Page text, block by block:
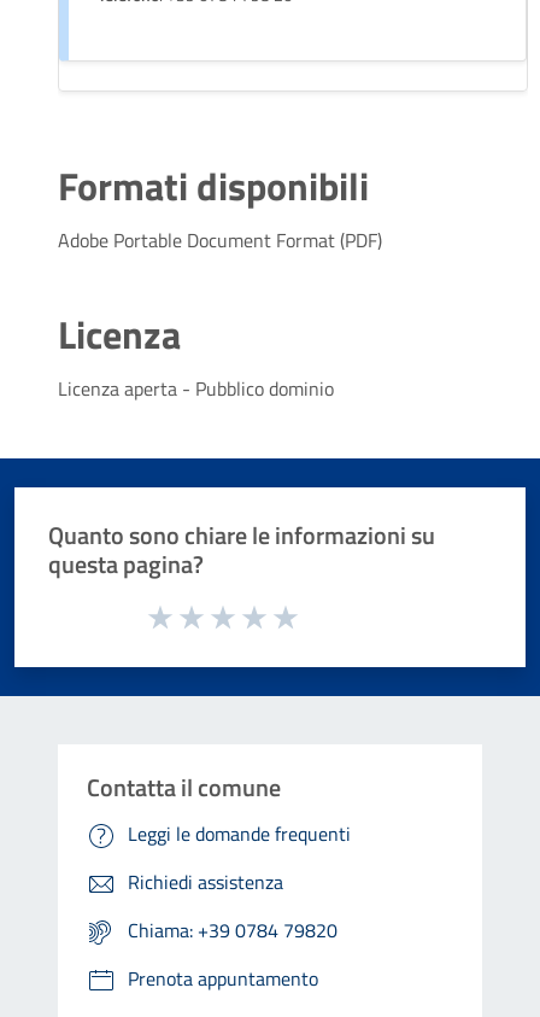
Formati disponibili
Adobe Portable Document Format (PDF)
Licenza
Licenza aperta - Pubblico dominio
Quanto sono chiare le informazioni su
questa pagina?
Valuta da 1 a 5 stelle la pagina
Contatta il comune
Leggi le domande frequenti
Richiedi assistenza
Chiama: +39 0784 79820
Prenota appuntamento